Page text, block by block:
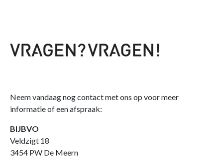
Neem vandaag nog contact met ons op voor meer
informatie of een afspraak:
BIJBVO
Veldzigt 18
3454 PW De Meern